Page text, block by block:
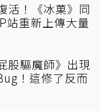
活！《冰菓》同
站重新上傳大量
股驅魔師》出現
！這修了反而